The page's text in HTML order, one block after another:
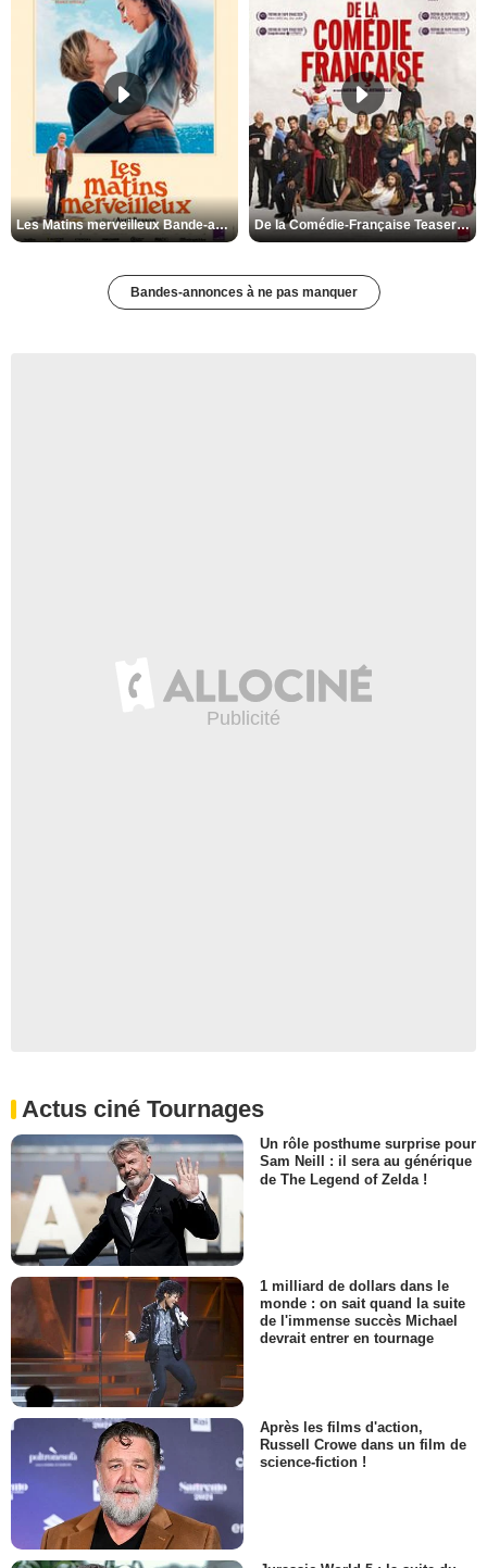
Les Matins merveilleux Bande-annonce VF De la Comédie-Française Teaser VF
Bandes-annonces à ne pas manquer
Actus ciné Tournages
Un rôle posthume surprise pour
Sam Neill : il sera au générique
de The Legend of Zelda !
1 milliard de dollars dans le
monde : on sait quand la suite
de l'immense succès Michael
devrait entrer en tournage
Après les films d'action,
Russell Crowe dans un film de
science-fiction !